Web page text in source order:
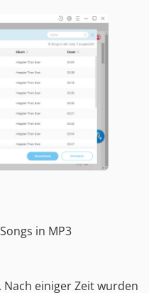
in MP3
Nach einiger Zeit wurden